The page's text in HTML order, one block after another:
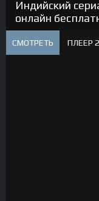
Индийский
онлайн
СМОТРЕТЬ ПЛЕЕР 2